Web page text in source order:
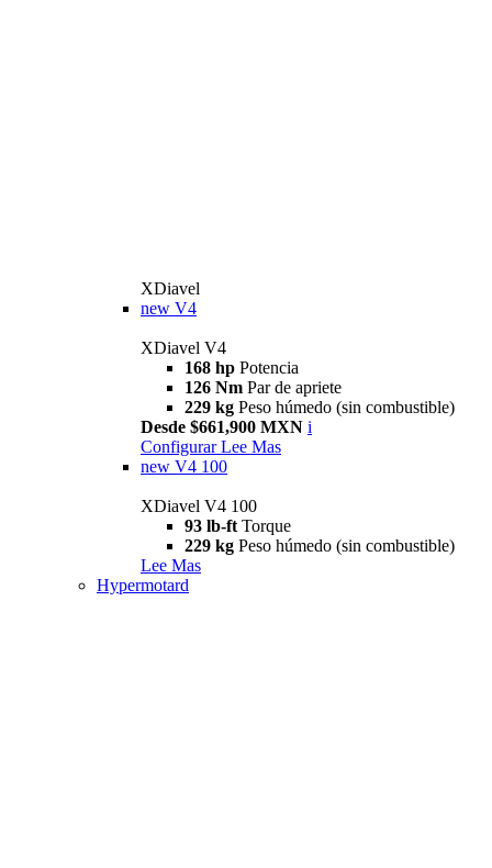
XDiavel
new V4
XDiavel V4
168 hp Potencia
126 Nm Par de apriete
229 kg Peso húmedo (sin combustible)
Desde $661,900 MXN i
Configurar Lee Mas
new V4 100
XDiavel V4 100
93 lb-ft Torque
229 kg Peso húmedo (sin combustible)
Lee Mas
Hypermotard